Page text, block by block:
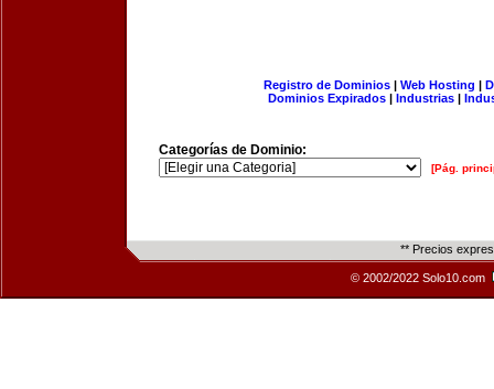
Registro de Dominios| Web Hosting |
Dominios Expirados | Industrias |
Categorías de Dominio:
[Pág.
** Precios
© 2002/2022 Solo10.com